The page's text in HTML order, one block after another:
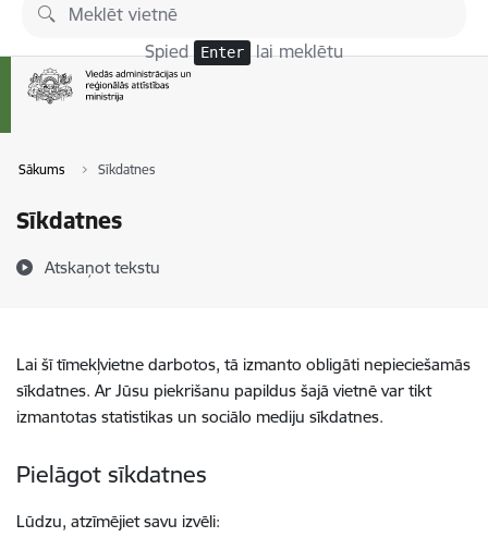
Pāriet uz lapas saturu
Spied Enter lai meklētu
Sākums Sīkdatnes
Sīkdatnes
Atskaņot tekstu
Lai šī tīmekļvietne darbotos, tā izmanto obligāti nepieciešamās
sīkdatnes. Ar Jūsu piekrišanu papildus šajā vietnē var tikt
izmantotas statistikas un sociālo mediju sīkdatnes.
Pielāgot sīkdatnes
Lūdzu, atzīmējiet savu izvēli: